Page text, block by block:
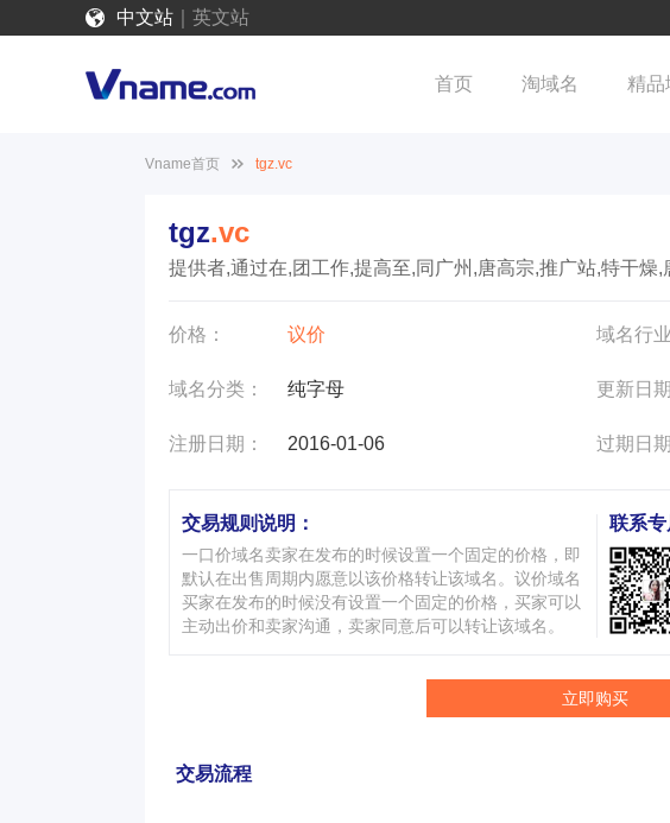
中文站 英文站
首页 淘域名 精品
Vname首页 tgz.vc
tgz.vc
提供者,通过在,团工作,提高至,同广州,唐高宗,推广站,特干燥,
价格： 议价 域名行业
域名分类： 纯字母 更新日期
注册日期： 2016-01-06 过期日期
交易规则说明：
一口价域名卖家在发布的时候设置一个固定的价格，即
默认在出售周期内愿意以该价格转让该域名。议价域名
买家在发布的时候没有设置一个固定的价格，买家可以
主动出价和卖家沟通，卖家同意后可以转让该域名。
联系专
立即购买
交易流程